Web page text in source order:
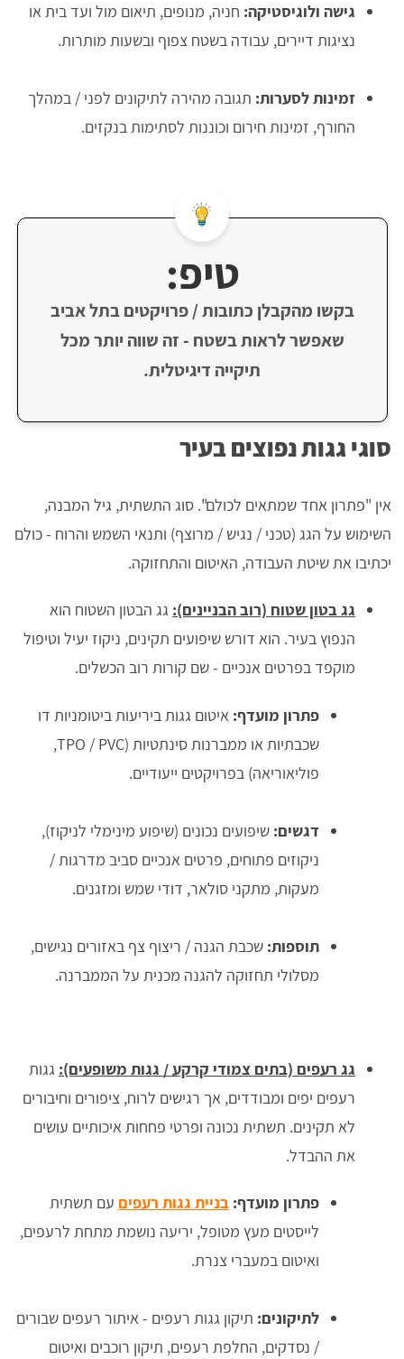
גישה ולוגיסטיקה: חניה, מנופים, תיאום מול ועד בית או
נציגות דיירים, עבודה בשטח צפוף ובשעות מותרות.
זמינות לסערות: תגובה מהירה לתיקונים לפני / במהלך
החורף, זמינות חירום וכוננות לסתימות בנקזים.
טיפ:
בקשו מהקבלן כתובות / פרויקטים בתל אביב
שאפשר לראות בשטח - זה שווה יותר מכל
תיקייה דיגיטלית.
סוגי גגות נפוצים בעיר
אין "פתרון אחד שמתאים לכולם". סוג התשתית, גיל המבנה,
השימוש על הגג (טכני / נגיש / מרוצף) ותנאי השמש והרוח - כולם
יכתיבו את שיטת העבודה, האיטום והתחזוקה.
גג בטון שטוח (רוב הבניינים): גג הבטון השטוח הוא
הנפוץ בעיר. הוא דורש שיפועים תקינים, ניקוז יעיל וטיפול
מוקפד בפרטים אנכיים - שם קורות רוב הכשלים.
פתרון מועדף: איטום גגות ביריעות ביטומניות דו
שכבתיות או ממברנות סינתטיות (TPO / PVC,
פוליאוריאה) בפרויקטים ייעודיים.
דגשים: שיפועים נכונים (שיפוע מינימלי לניקוז),
ניקוזים פתוחים, פרטים אנכיים סביב מדרגות /
מעקות, מתקני סולאר, דודי שמש ומזגנים.
תוספות: שכבת הגנה / ריצוף צף באזורים נגישים,
מסלולי תחזוקה להגנה מכנית על הממברנה.
גג רעפים (בתים צמודי קרקע / גגות משופעים): גגות
רעפים יפים ומבודדים, אך רגישים לרוח, ציפורים וחיבורים
לא תקינים. תשתית נכונה ופרטי פחחות איכותיים עושים
את ההבדל.
פתרון מועדף: בניית גגות רעפים עם תשתית
לייסטים מעץ מטופל, יריעה נושמת מתחת לרעפים,
ואיטום במעברי צנרת.
לתיקונים: תיקון גגות רעפים - איתור רעפים שבורים
/ נסדקים, החלפת רעפים, תיקון רוכבים ואיטום